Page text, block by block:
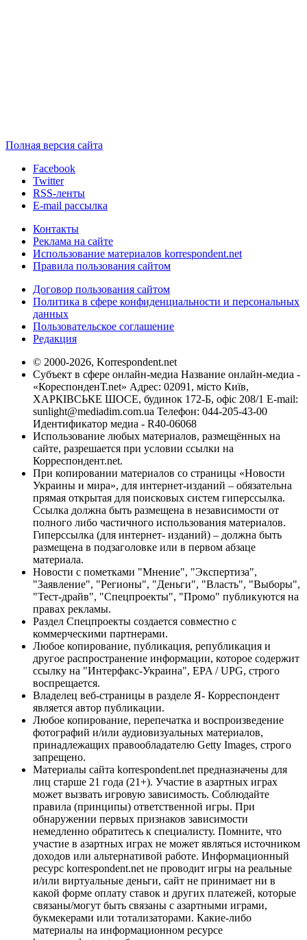
Полная версия сайта
Facebook
Twitter
RSS-ленты
E-mail рассылка
Контакты
Реклама на сайте
Использование материалов korrespondent.net
Правила пользования сайтом
Договор пользования сайтом
Политика в сфере конфиденциальности и персональных
данных
Пользовательское соглашение
Редакция
© 2000-2026, Korrespondent.net
Субъект в сфере онлайн-медиа Название онлайн-медиа -
«КореспонденТ.net» Адрес: 02091, місто Київ,
ХАРКІВСЬКЕ ШОСЕ, будинок 172-Б, офіс 208/1 E-mail:
sunlight@mediadim.com.ua Телефон: 044-205-43-00
Идентификатор медиа - R40-06068
Использование любых материалов, размещённых на
сайте, разрешается при условии ссылки на
Корреспондент.net.
При копировании материалов со страницы «Новости
Украины и мира», для интернет-изданий – обязательна
прямая открытая для поисковых систем гиперссылка.
Ссылка должна быть размещена в независимости от
полного либо частичного использования материалов.
Гиперссылка (для интернет- изданий) – должна быть
размещена в подзаголовке или в первом абзаце
материала.
Новости с пометками "Мнение", "Экспертиза",
"Заявление", "Регионы", "Деньги", "Власть", "Выборы",
"Тест-драйв", "Спецпроекты", "Промо" публикуются на
правах рекламы.
Раздел Спецпроекты создается совместно с
коммерческими партнерами.
Любое копирование, публикация, републикация и
другое распространение информации, которое содержит
ссылку на "Интерфакс-Украина", EPA / UPG, строго
воспрещается.
Владелец веб-страницы в разделе Я- Корреспондент
является автор публикации.
Любое копирование, перепечатка и воспроизведение
фотографий и/или аудиовизуальных материалов,
принадлежащих правообладателю Getty Images, строго
запрещено.
Материалы сайта korrespondent.net предназначены для
лиц старше 21 года (21+). Участие в азартных играх
может вызвать игровую зависимость. Соблюдайте
правила (принципы) ответственной игры. При
обнаружении первых признаков зависимости
немедленно обратитесь к специалисту. Помните, что
участие в азартных играх не может являться источником
доходов или альтернативой работе. Информационный
ресурс korrespondent.net не проводит игры на реальные
и/или виртуальные деньги, сайт не принимает ни в
какой форме оплату ставок и других платежей, которые
связаны/могут быть связаны с азартными играми,
букмекерами или тотализаторами. Какие-либо
материалы на информационном ресурсе